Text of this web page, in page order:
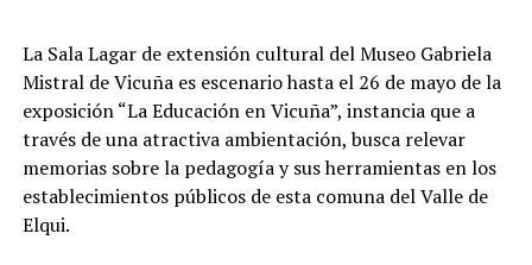
La Sala Lagar de extensión cultural del Museo Gabriela
Mistral de Vicuña es escenario hasta el 26 de mayo de la
exposición “La Educación en Vicuña”, instancia que a
través de una atractiva ambientación, busca relevar
memorias sobre la pedagogía y sus herramientas en los
establecimientos públicos de esta comuna del Valle de
Elqui.